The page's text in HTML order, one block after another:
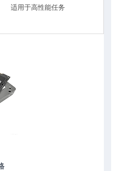
适用于高性能任务